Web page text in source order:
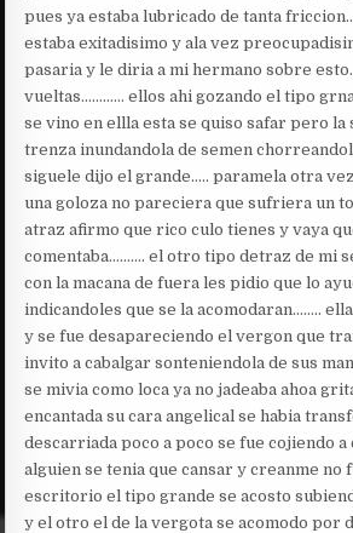
pues ya estaba lubricado de tanta
estaba exitadisimo y ala vez
pasaria y le diria a mi hermano sobre
vueltas………… ellos ahi gozando el tipo
se vino en ellla esta se quiso safar pero la
trenza inundandola de semen
siguele dijo el grande….. paramela otra
una goloza no pareciera que sufriera un
atraz afirmo que rico culo tienes y vaya
comentaba………. el otro tipo detraz de mi
con la macana de fuera les pidio que lo
indicandoles que se la acomodaran……..
y se fue desapareciendo el vergon que
invito a cabalgar sonteniendola de sus
se mivia como loca ya no jadeaba ahoa
encantada su cara angelical se habia
descarriada poco a poco se fue cojiendo a
alguien se tenia que cansar y creanme no
escritorio el tipo grande se acosto
y el otro el de la vergota se acomodo por